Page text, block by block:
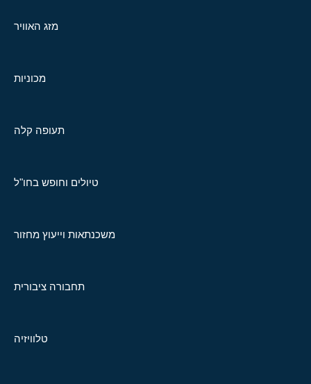
מזג האוויר
מכוניות
תעופה קלה
טיולים וחופש בחו"ל
משכנתאות וייעוץ מחזור
תחבורה ציבורית
טלוויזיה